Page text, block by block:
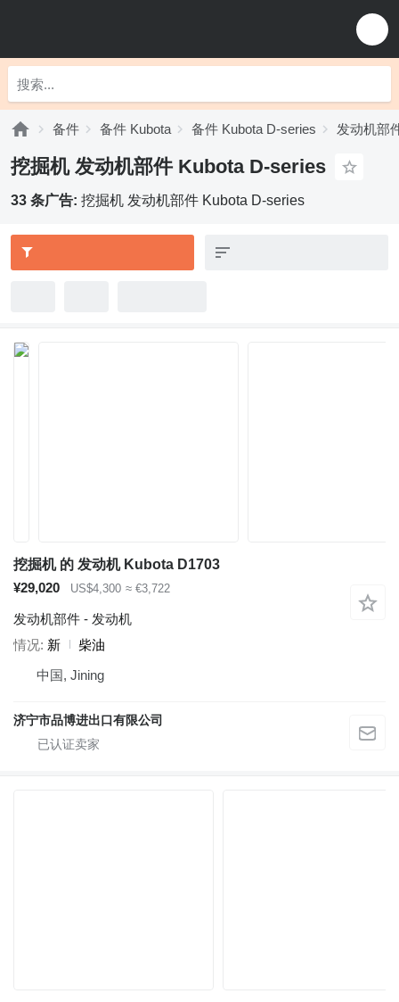
备件 备件 Kubota 备件 Kubota D-series 发动机部
挖掘机 发动机部件 Kubota D-series
33 条广告: 挖掘机 发动机部件 Kubota D-series
挖掘机 的 发动机 Kubota D1703
¥29,020
US$4,300 ≈ €3,722
发动机部件 - 发动机
情况 新
柴油
中国, Jining
济宁市品博进出口有限公司